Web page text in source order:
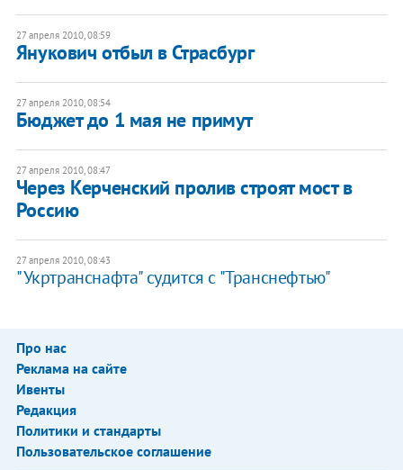
27 апреля 2010, 08:59
Янукович отбыл в Страсбург
27 апреля 2010, 08:54
Бюджет до 1 мая не примут
27 апреля 2010, 08:47
Через Керченский пролив строят мост в
Россию
27 апреля 2010, 08:43
"Укртранснафта" судится с "Транснефтью"
Про нас
Реклама на сайте
Ивенты
Редакция
Политики и стандарты
Пользовательское соглашение